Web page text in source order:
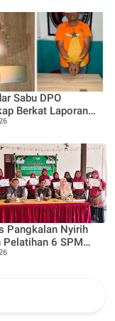
Sabu DPO
Berkat Laporan
110,
Tegaskan
P4GN
Pangkalan Nyirih
Pelatihan 6 SPM
guna Tingkatkan